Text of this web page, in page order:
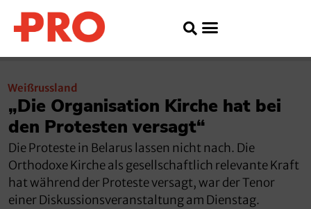
Weißrussland
„Die Organisation Kirche hat bei
den Protesten versagt“
Die Proteste in Belarus lassen nicht nach. Die
Orthodoxe Kirche als gesellschaftlich relevante Kraft
hat während der Proteste versagt, war der Tenor
einer Diskussionsveranstaltung am Dienstag.